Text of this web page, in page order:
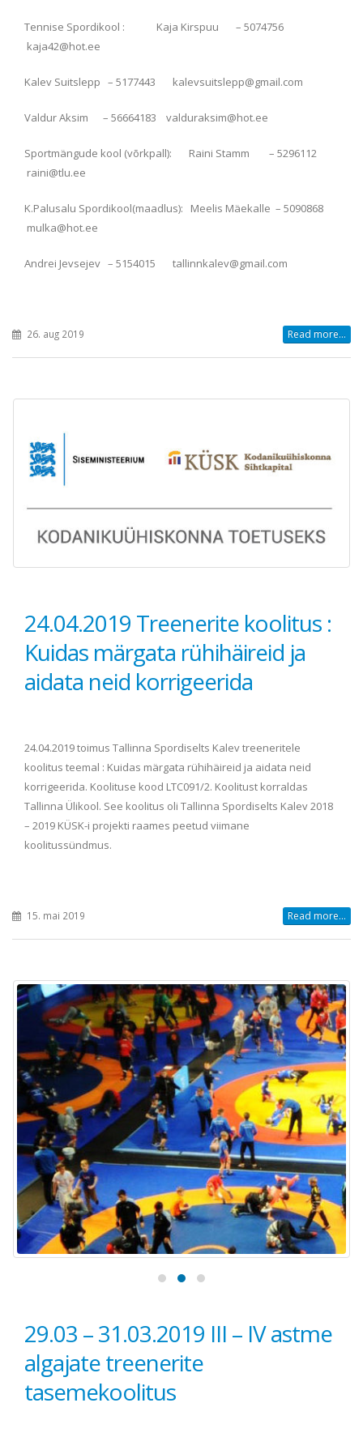
Tennise Spordikool : Kaja Kirspuu – 5074756
kaja42@hot.ee
Kalev Suitslepp – 5177443 kalevsuitslepp@gmail.com
Valdur Aksim – 56664183 valduraksim@hot.ee
Sportmängude kool (võrkpall): Raini Stamm – 5296112
raini@tlu.ee
K.Palusalu Spordikool(maadlus): Meelis Mäekalle – 5090868
mulka@hot.ee
Andrei Jevsejev – 5154015 tallinnkalev@gmail.com
26. aug 2019 Read more...
24.04.2019 Treenerite koolitus :
Kuidas märgata rühihäireid ja
aidata neid korrigeerida
24.04.2019 toimus Tallinna Spordiselts Kalev treeneritele
koolitus teemal : Kuidas märgata rühihäireid ja aidata neid
korrigeerida. Koolituse kood LTC091/2. Koolitust korraldas
Tallinna Ülikool. See koolitus oli Tallinna Spordiselts Kalev 2018
– 2019 KÜSK-i projekti raames peetud viimane
koolitussündmus.
15. mai 2019 Read more...
29.03 – 31.03.2019 III – IV astme
algajate treenerite
tasemekoolitus